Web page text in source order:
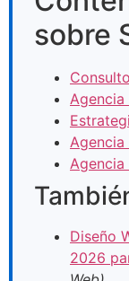
sobre
Agencia
Agencia
Diseño
2026